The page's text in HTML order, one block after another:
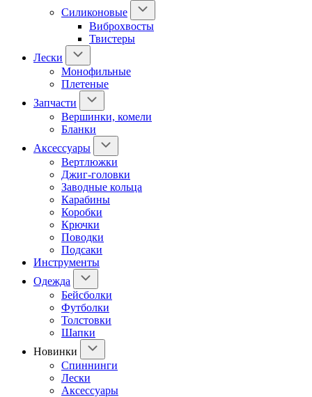
Силиконовые
Виброхвосты
Твистеры
Лески
Монофильные
Плетеные
Запчасти
Вершинки, комели
Бланки
Аксессуары
Вертлюжки
Джиг-головки
Заводные кольца
Карабины
Коробки
Крючки
Поводки
Подсаки
Инструменты
Одежда
Бейсболки
Футболки
Толстовки
Шапки
Новинки
Спиннинги
Лески
Аксессуары